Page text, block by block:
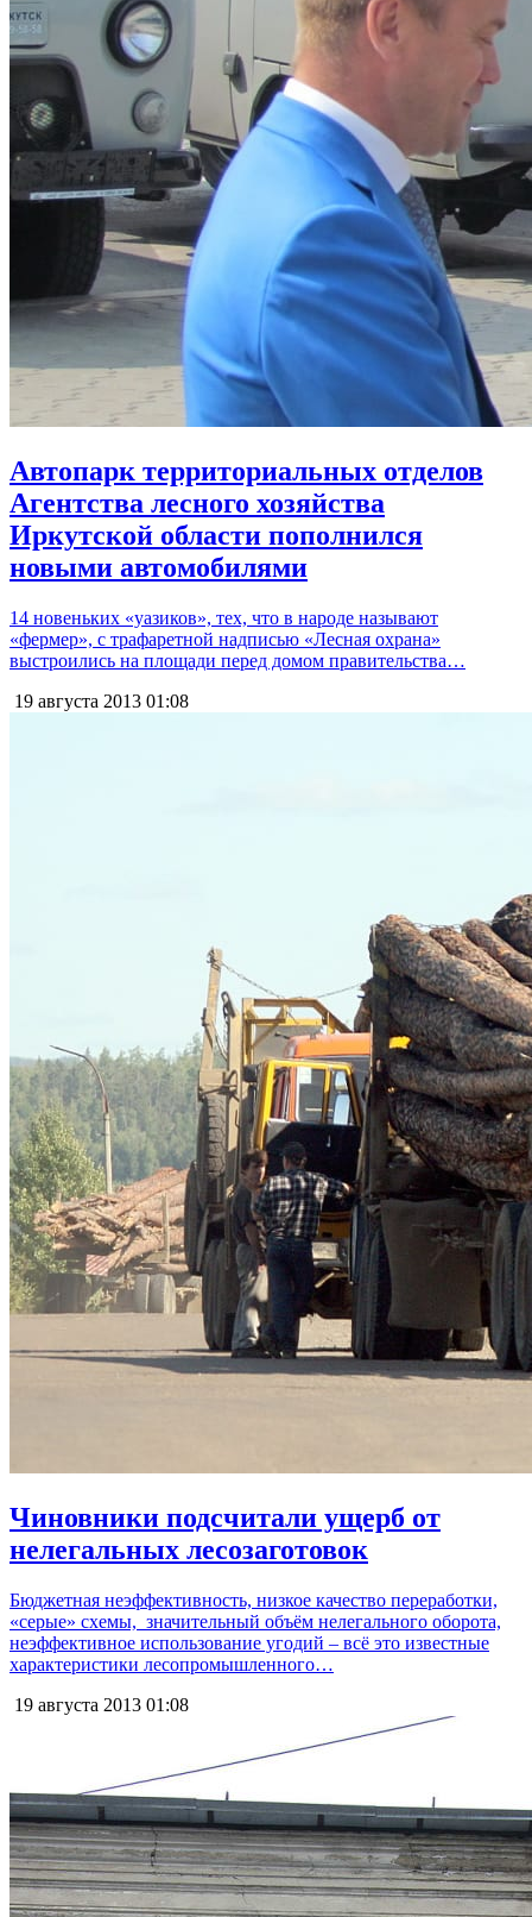
Автопарк территориальных отделов
Агентства лесного хозяйства
Иркутской области пополнился
новыми автомобилями
14 новеньких «уазиков», тех, что в народе называют
«фермер», с трафаретной надписью «Лесная охрана»
выстроились на площади перед домом правительства…
19 августа 2013 01:08
Чиновники подсчитали ущерб от
нелегальных лесозаготовок
Бюджетная неэффективность, низкое качество переработки,
«серые» схемы, значительный объём нелегального оборота,
неэффективное использование угодий – всё это известные
характеристики лесопромышленного…
19 августа 2013 01:08